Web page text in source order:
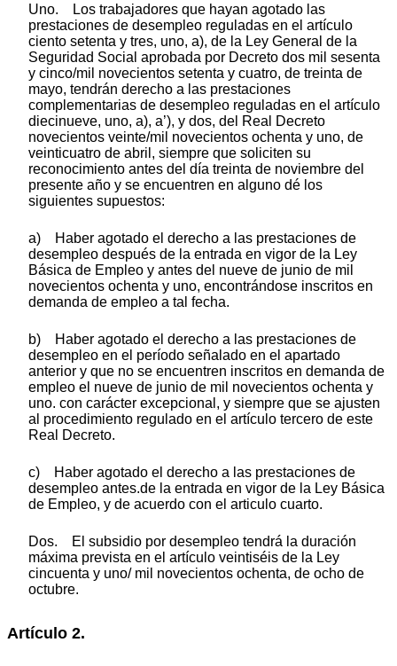
Uno. Los trabajadores que hayan agotado las
prestaciones de desempleo reguladas en el artículo
ciento setenta y tres, uno, a), de la Ley General de la
Seguridad Social aprobada por Decreto dos mil sesenta
y cinco/mil novecientos setenta y cuatro, de treinta de
mayo, tendrán derecho a las prestaciones
complementarias de desempleo reguladas en el artículo
diecinueve, uno, a), a’), y dos, del Real Decreto
novecientos veinte/mil novecientos ochenta y uno, de
veinticuatro de abril, siempre que soliciten su
reconocimiento antes del día treinta de noviembre del
presente año y se encuentren en alguno dé los
siguientes supuestos:
a) Haber agotado el derecho a las prestaciones de
desempleo después de la entrada en vigor de la Ley
Básica de Empleo y antes del nueve de junio de mil
novecientos ochenta y uno, encontrándose inscritos en
demanda de empleo a tal fecha.
b) Haber agotado el derecho a las prestaciones de
desempleo en el período señalado en el apartado
anterior y que no se encuentren inscritos en demanda de
empleo el nueve de junio de mil novecientos ochenta y
uno. con carácter excepcional, y siempre que se ajusten
al procedimiento regulado en el artículo tercero de este
Real Decreto.
c) Haber agotado el derecho a las prestaciones de
desempleo antes.de la entrada en vigor de la Ley Básica
de Empleo, y de acuerdo con el articulo cuarto.
Dos. El subsidio por desempleo tendrá la duración
máxima prevista en el artículo veintiséis de la Ley
cincuenta y uno/ mil novecientos ochenta, de ocho de
octubre.
Artículo 2.